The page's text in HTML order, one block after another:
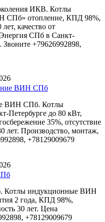
ИКВ. Котлы
СПб» отопление, КПД 98%,
качество от
СПб в Санкт-
+79626992898,
ВИН СПб
ВИН СПб. Котлы
до 80 кВт,
35%, отсутствие
лет. Производство, монтаж,
+78129009679
Котлы индукционные ВИН
2 года, КПД 98%,
30 лет. Цена
+78129009679